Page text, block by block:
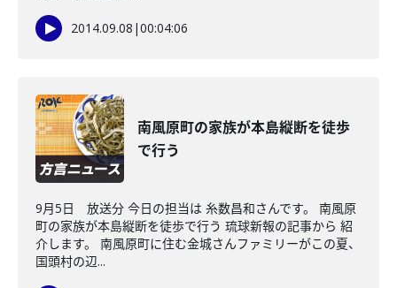
2014.09.08 |00:04:06
南風原町の家族が本島縦断を徒歩
で行う
9月5日 放送分 今日の担当は 糸数昌和さんです。 南風原
町の家族が本島縦断を徒歩で行う 琉球新報の記事から 紹
介します。 南風原町に住む金城さんファミリーがこの夏、
国頭村の辺...